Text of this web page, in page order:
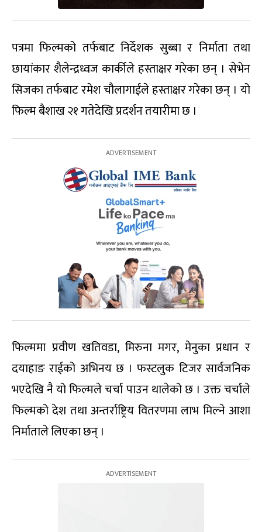
पत्रमा फिल्मको तर्फबाट निर्देशक सुब्बा र निर्माता तथा
छायांकार शैलेन्द्रध्वज कार्कीले हस्ताक्षर गरेका छन् । सेभेन
सिजका तर्फबाट रमेश चौलागाईंले हस्ताक्षर गरेका छन् । यो
फिल्म बैशाख २१ गतेदेखि प्रदर्शन तयारीमा छ ।
फिल्ममा प्रवीण खतिवडा, मिरुना मगर, मेनुका प्रधान र
दयाहाङ राईको अभिनय छ । फस्टलुक टिजर सार्वजनिक
भएदेखि नै यो फिल्मले चर्चा पाउन थालेको छ । उक्त चर्चाले
फिल्मको देश तथा अन्तर्राष्ट्रिय वितरणमा लाभ मिल्ने आशा
निर्माताले लिएका छन् ।